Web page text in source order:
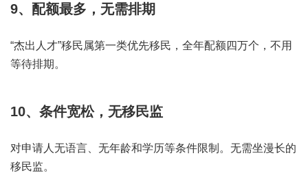
9、配额最多，无需排期
“杰出人才”移民属第一类优先移民，全年配额四万个，不用
等待排期。
10、条件宽松，无移民监
对申请人无语言、无年龄和学历等条件限制。无需坐漫长的
移民监。